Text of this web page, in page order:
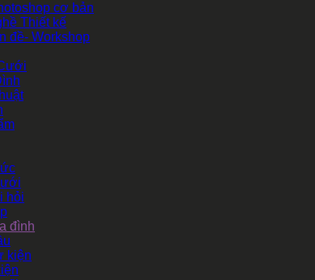
cơ bản
Thiết kế
đề- Workshop
hỏi
đình
kiện